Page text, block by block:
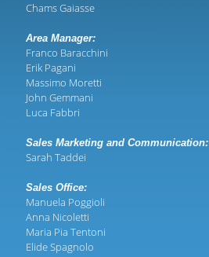
Chams Gaiasse
Area Manager:
Franco Baracchini
Erik Pagani
Massimo Moretti
John Gemmani
Luca Fabbri
Sales Marketing and Communication:
Sarah Taddei
Sales Office:
Manuela Poggioli
Anna Nicoletti
Maria Pia Tentoni
Elide Spagnolo